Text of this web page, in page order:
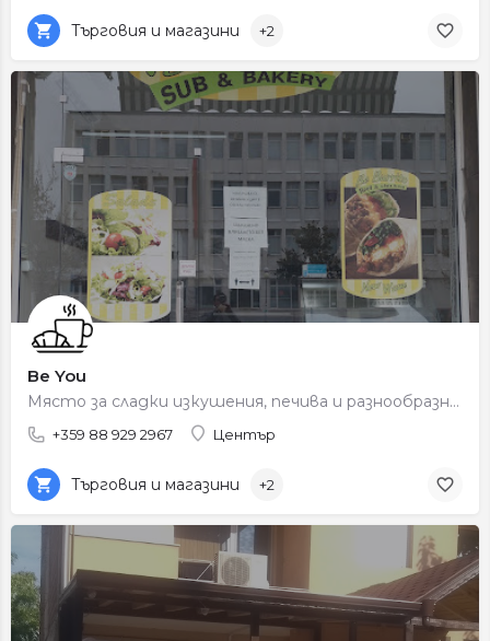
Търговия и магазини +2
Be You
Място за сладки изкушения, печива и разнообразни десертни предложения.
+359 88 929 2967 Център
Търговия и магазини +2